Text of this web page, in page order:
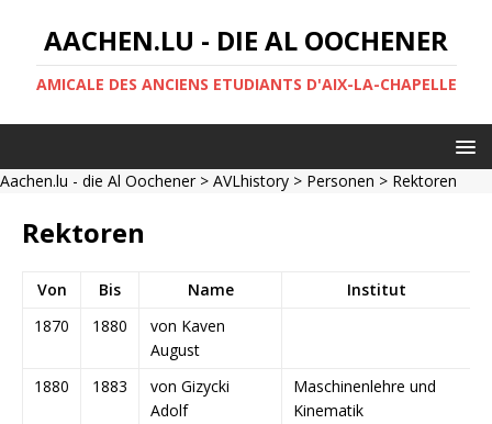
AACHEN.LU - DIE AL OOCHENER
AMICALE DES ANCIENS ETUDIANTS D'AIX-LA-CHAPELLE
Aachen.lu - die Al Oochener> AVLhistory > Personen > Rektoren
Rektoren
Von Bis Name
Institut
1870
1880
von Kaven
August
1880
1883
von Gizycki
Adolf
Maschinenlehre und
Kinematik